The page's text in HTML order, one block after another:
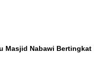
Masjid Nabawi Bertingkat